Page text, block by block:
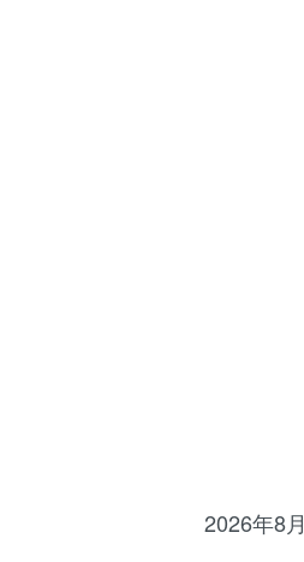
2026年8月